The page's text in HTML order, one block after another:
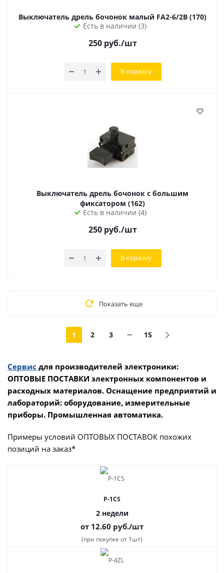
Выключатель дрель бочонок малый FA2-6/2B (170)
Есть в наличии (3)
250руб./шт
В корзину
Выключатель дрель бочонок с большим
фиксатором (162)
Есть в наличии (4)
250руб./шт
В корзину
Показать еще
1 2 3 15
Сервис для производителей электроники:
ОПТОВЫЕ ПОСТАВКИ электронных компонентов и
расходных материалов. Оснащение предприятий и
лабораторий: оборудование, измерительные
приборы. Промышленная автоматика.
Примеры условий ОПТОВЫХ ПОСТАВОК похожих
позиций на заказ*
P-1CS
2 недели
от 12.60 руб./шт
(при покупке от 1шт)